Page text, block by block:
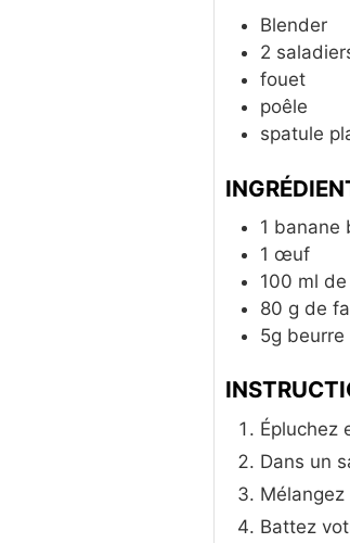
Blender
2
fouet
poêle
spatule
1 banane
1 œuf
100 ml
80 g de
5g beurre
Épluchez
Dans un
Mélangez
Battez